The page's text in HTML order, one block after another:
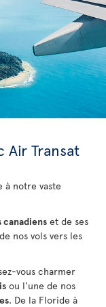
Air Transat
à notre vaste
canadiens et de ses
nos vols vers les
vous charmer
ou l'une de nos
. De la Floride à